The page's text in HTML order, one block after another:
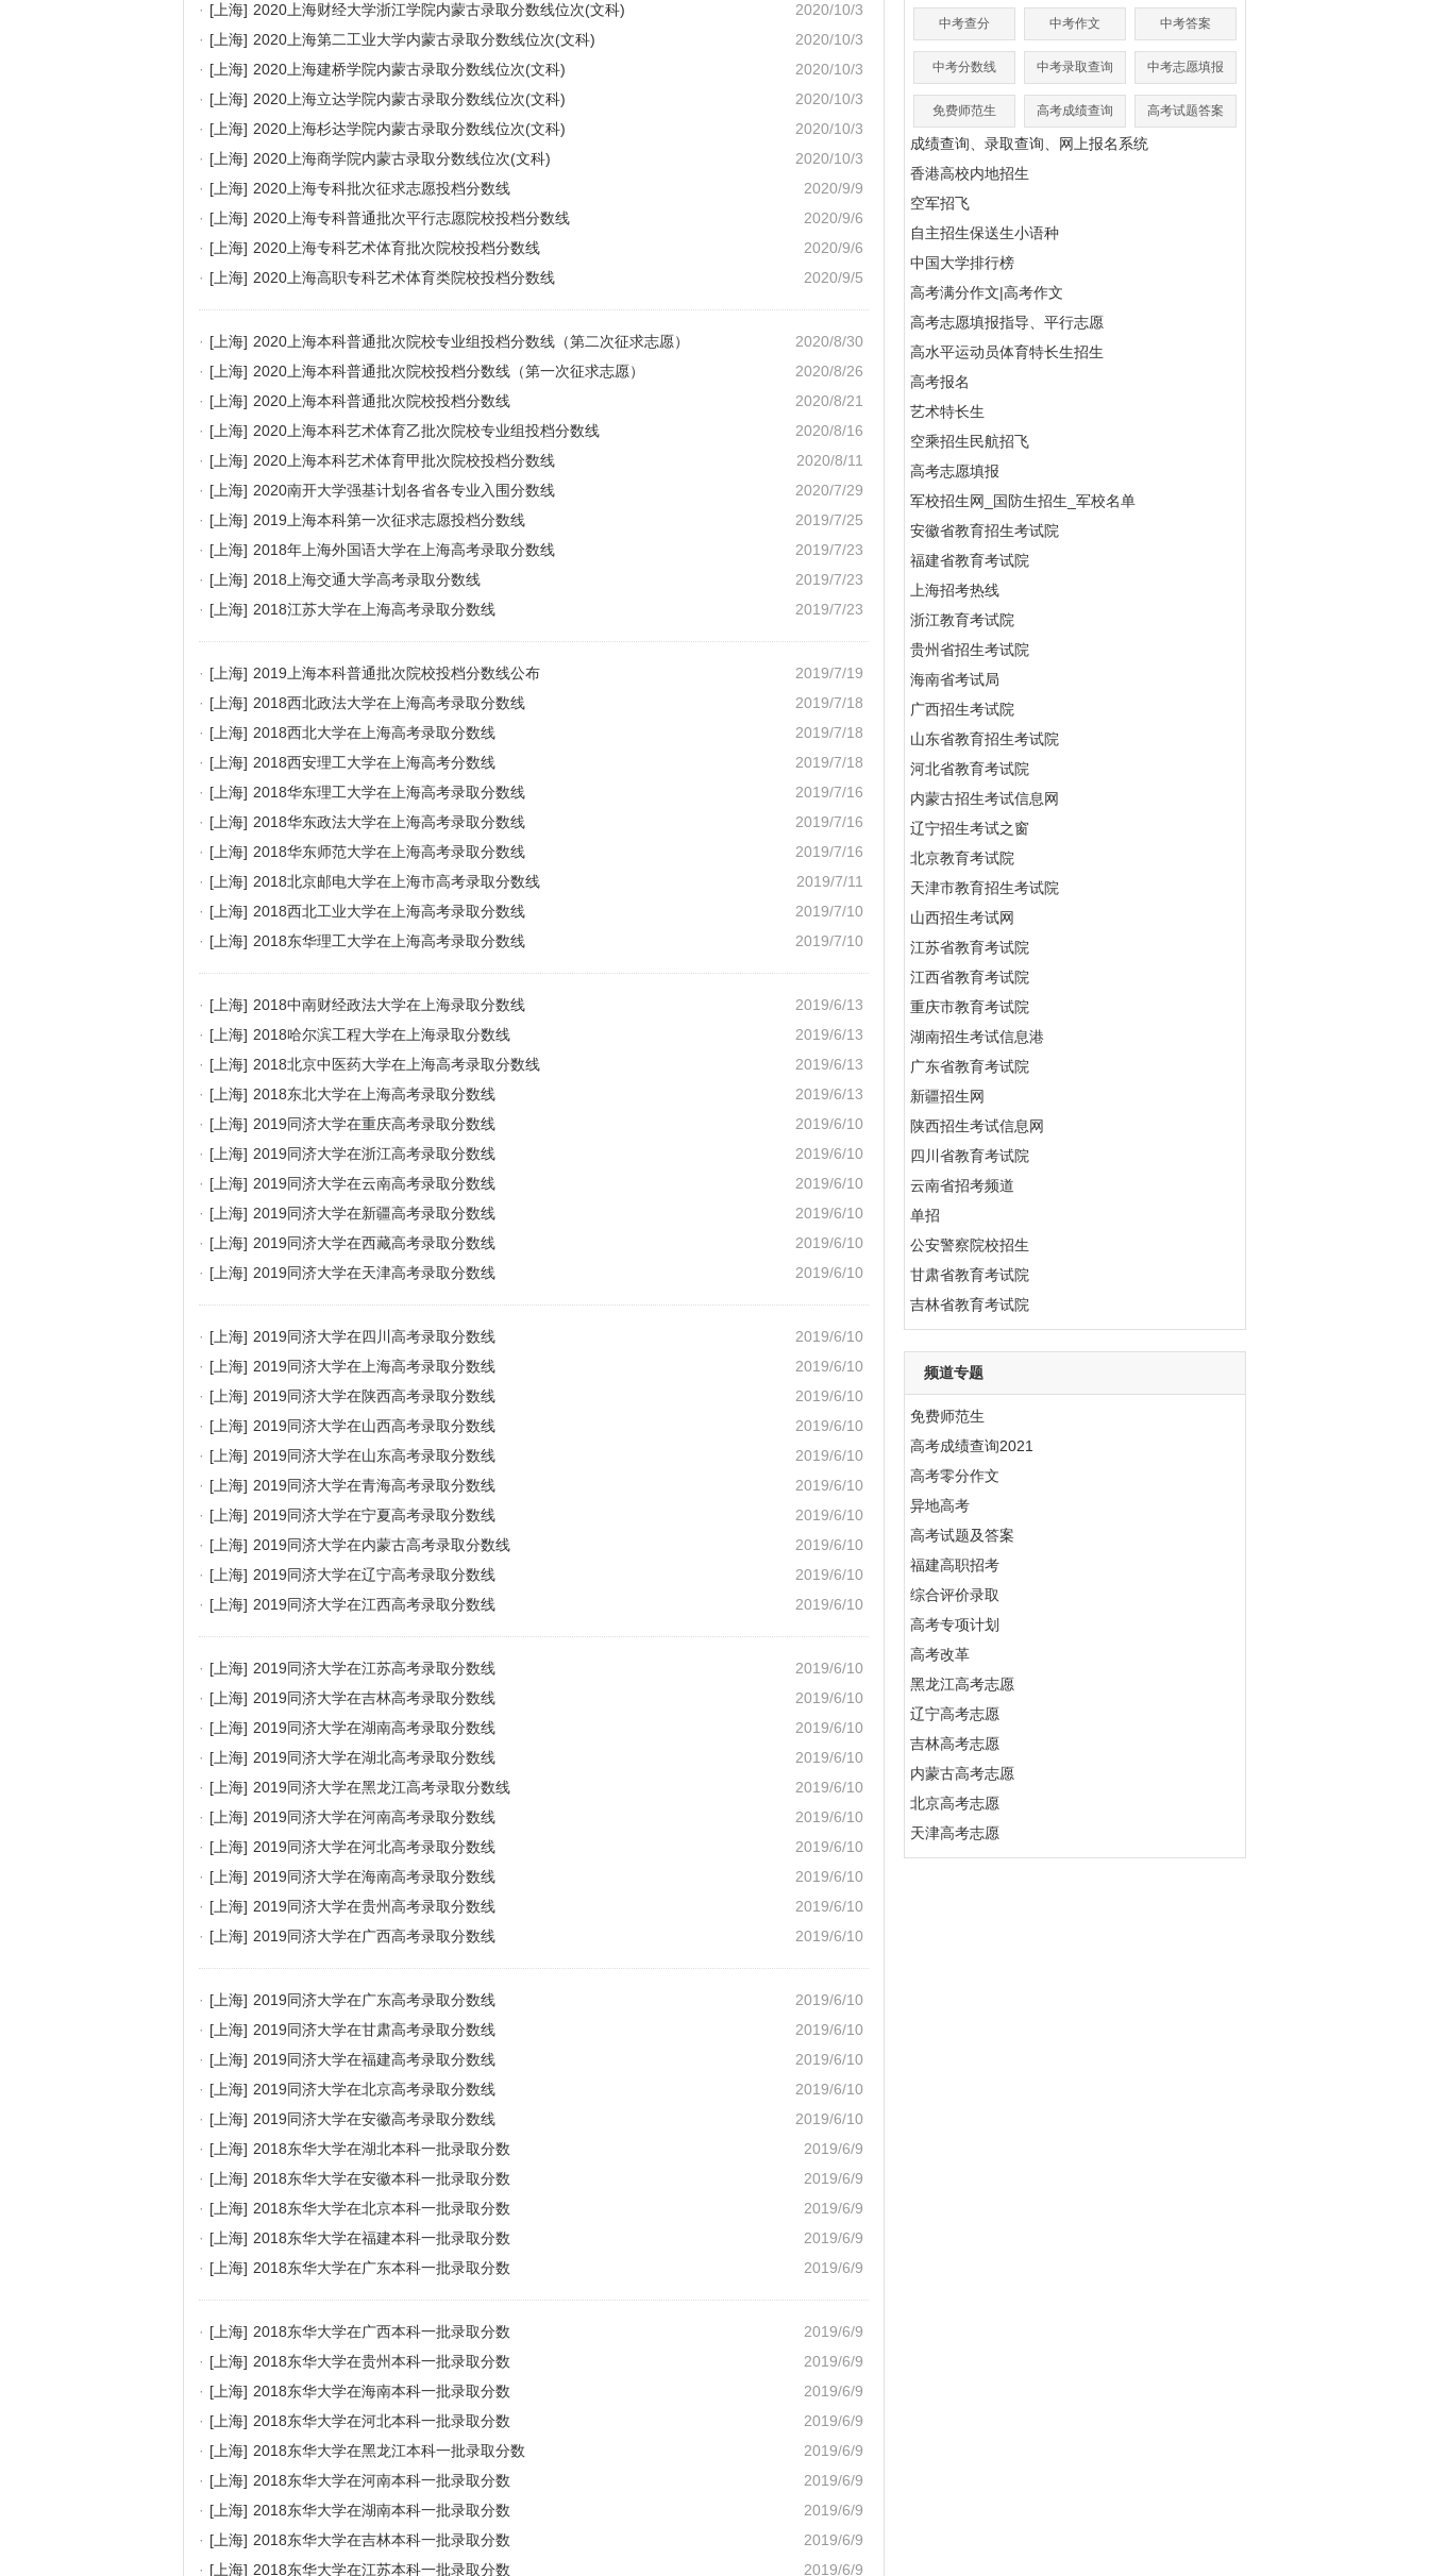
2020/10/3
· [上海] 2020上海财经大学浙江学院内蒙古录取分数线位次(文科)
2020/10/3
· [上海] 2020上海第二工业大学内蒙古录取分数线位次(文科)
2020/10/3
· [上海] 2020上海建桥学院内蒙古录取分数线位次(文科)
2020/10/3
· [上海] 2020上海立达学院内蒙古录取分数线位次(文科)
2020/10/3
· [上海] 2020上海杉达学院内蒙古录取分数线位次(文科)
2020/10/3
· [上海] 2020上海商学院内蒙古录取分数线位次(文科)
2020/9/9
· [上海] 2020上海专科批次征求志愿投档分数线
2020/9/6
· [上海] 2020上海专科普通批次平行志愿院校投档分数线
2020/9/6
· [上海] 2020上海专科艺术体育批次院校投档分数线
2020/9/5
· [上海] 2020上海高职专科艺术体育类院校投档分数线
2020/8/30
· [上海] 2020上海本科普通批次院校专业组投档分数线（第二次征求志愿）
2020/8/26
· [上海] 2020上海本科普通批次院校投档分数线（第一次征求志愿）
2020/8/21
· [上海] 2020上海本科普通批次院校投档分数线
2020/8/16
· [上海] 2020上海本科艺术体育乙批次院校专业组投档分数线
2020/8/11
· [上海] 2020上海本科艺术体育甲批次院校投档分数线
2020/7/29
· [上海] 2020南开大学强基计划各省各专业入围分数线
2019/7/25
· [上海] 2019上海本科第一次征求志愿投档分数线
2019/7/23
· [上海] 2018年上海外国语大学在上海高考录取分数线
2019/7/23
· [上海] 2018上海交通大学高考录取分数线
2019/7/23
· [上海] 2018江苏大学在上海高考录取分数线
2019/7/19
· [上海] 2019上海本科普通批次院校投档分数线公布
2019/7/18
· [上海] 2018西北政法大学在上海高考录取分数线
2019/7/18
· [上海] 2018西北大学在上海高考录取分数线
2019/7/18
· [上海] 2018西安理工大学在上海高考分数线
2019/7/16
· [上海] 2018华东理工大学在上海高考录取分数线
2019/7/16
· [上海] 2018华东政法大学在上海高考录取分数线
2019/7/16
· [上海] 2018华东师范大学在上海高考录取分数线
2019/7/11
· [上海] 2018北京邮电大学在上海市高考录取分数线
2019/7/10
· [上海] 2018西北工业大学在上海高考录取分数线
2019/7/10
· [上海] 2018东华理工大学在上海高考录取分数线
2019/6/13
· [上海] 2018中南财经政法大学在上海录取分数线
2019/6/13
· [上海] 2018哈尔滨工程大学在上海录取分数线
2019/6/13
· [上海] 2018北京中医药大学在上海高考录取分数线
2019/6/13
· [上海] 2018东北大学在上海高考录取分数线
2019/6/10
· [上海] 2019同济大学在重庆高考录取分数线
2019/6/10
· [上海] 2019同济大学在浙江高考录取分数线
2019/6/10
· [上海] 2019同济大学在云南高考录取分数线
2019/6/10
· [上海] 2019同济大学在新疆高考录取分数线
2019/6/10
· [上海] 2019同济大学在西藏高考录取分数线
2019/6/10
· [上海] 2019同济大学在天津高考录取分数线
2019/6/10
· [上海] 2019同济大学在四川高考录取分数线
2019/6/10
· [上海] 2019同济大学在上海高考录取分数线
2019/6/10
· [上海] 2019同济大学在陕西高考录取分数线
2019/6/10
· [上海] 2019同济大学在山西高考录取分数线
2019/6/10
· [上海] 2019同济大学在山东高考录取分数线
2019/6/10
· [上海] 2019同济大学在青海高考录取分数线
2019/6/10
· [上海] 2019同济大学在宁夏高考录取分数线
2019/6/10
· [上海] 2019同济大学在内蒙古高考录取分数线
2019/6/10
· [上海] 2019同济大学在辽宁高考录取分数线
2019/6/10
· [上海] 2019同济大学在江西高考录取分数线
2019/6/10
· [上海] 2019同济大学在江苏高考录取分数线
2019/6/10
· [上海] 2019同济大学在吉林高考录取分数线
2019/6/10
· [上海] 2019同济大学在湖南高考录取分数线
2019/6/10
· [上海] 2019同济大学在湖北高考录取分数线
2019/6/10
· [上海] 2019同济大学在黑龙江高考录取分数线
2019/6/10
· [上海] 2019同济大学在河南高考录取分数线
2019/6/10
· [上海] 2019同济大学在河北高考录取分数线
2019/6/10
· [上海] 2019同济大学在海南高考录取分数线
2019/6/10
· [上海] 2019同济大学在贵州高考录取分数线
2019/6/10
· [上海] 2019同济大学在广西高考录取分数线
2019/6/10
· [上海] 2019同济大学在广东高考录取分数线
2019/6/10
· [上海] 2019同济大学在甘肃高考录取分数线
2019/6/10
· [上海] 2019同济大学在福建高考录取分数线
2019/6/10
· [上海] 2019同济大学在北京高考录取分数线
2019/6/10
· [上海] 2019同济大学在安徽高考录取分数线
2019/6/9
· [上海] 2018东华大学在湖北本科一批录取分数
2019/6/9
· [上海] 2018东华大学在安徽本科一批录取分数
2019/6/9
· [上海] 2018东华大学在北京本科一批录取分数
2019/6/9
· [上海] 2018东华大学在福建本科一批录取分数
2019/6/9
· [上海] 2018东华大学在广东本科一批录取分数
2019/6/9
· [上海] 2018东华大学在广西本科一批录取分数
2019/6/9
· [上海] 2018东华大学在贵州本科一批录取分数
2019/6/9
· [上海] 2018东华大学在海南本科一批录取分数
2019/6/9
· [上海] 2018东华大学在河北本科一批录取分数
2019/6/9
· [上海] 2018东华大学在黑龙江本科一批录取分数
2019/6/9
· [上海] 2018东华大学在河南本科一批录取分数
2019/6/9
· [上海] 2018东华大学在湖南本科一批录取分数
2019/6/9
· [上海] 2018东华大学在吉林本科一批录取分数
2019/6/9
· [上海] 2018东华大学在江苏本科一批录取分数
中考查分 中考作文 中考答案
中考分数线 中考录取查询 中考志愿填报
免费师范生 高考成绩查询 高考试题答案
成绩查询、录取查询、网上报名系统
香港高校内地招生
空军招飞
自主招生保送生小语种
中国大学排行榜
高考满分作文|高考作文
高考志愿填报指导、平行志愿
高水平运动员体育特长生招生
高考报名
艺术特长生
空乘招生民航招飞
高考志愿填报
军校招生网_国防生招生_军校名单
安徽省教育招生考试院
福建省教育考试院
上海招考热线
浙江教育考试院
贵州省招生考试院
海南省考试局
广西招生考试院
山东省教育招生考试院
河北省教育考试院
内蒙古招生考试信息网
辽宁招生考试之窗
北京教育考试院
天津市教育招生考试院
山西招生考试网
江苏省教育考试院
江西省教育考试院
重庆市教育考试院
湖南招生考试信息港
广东省教育考试院
新疆招生网
陕西招生考试信息网
四川省教育考试院
云南省招考频道
单招
公安警察院校招生
甘肃省教育考试院
吉林省教育考试院
频道专题
免费师范生
高考成绩查询2021
高考零分作文
异地高考
高考试题及答案
福建高职招考
综合评价录取
高考专项计划
高考改革
黑龙江高考志愿
辽宁高考志愿
吉林高考志愿
内蒙古高考志愿
北京高考志愿
天津高考志愿